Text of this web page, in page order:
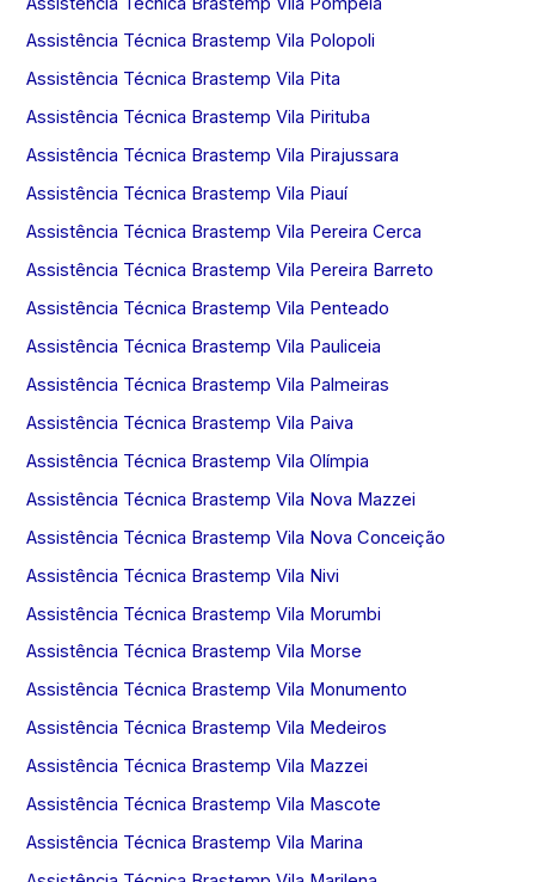
Assistência Técnica Brastemp Vila Polopoli
Assistência Técnica Brastemp Vila Pita
Assistência Técnica Brastemp Vila Pirituba
Assistência Técnica Brastemp Vila Pirajussara
Assistência Técnica Brastemp Vila Piauí
Assistência Técnica Brastemp Vila Pereira Cerca
Assistência Técnica Brastemp Vila Pereira Barreto
Assistência Técnica Brastemp Vila Penteado
Assistência Técnica Brastemp Vila Pauliceia
Assistência Técnica Brastemp Vila Palmeiras
Assistência Técnica Brastemp Vila Paiva
Assistência Técnica Brastemp Vila Olímpia
Assistência Técnica Brastemp Vila Nova Mazzei
Assistência Técnica Brastemp Vila Nova Conceição
Assistência Técnica Brastemp Vila Nivi
Assistência Técnica Brastemp Vila Morumbi
Assistência Técnica Brastemp Vila Morse
Assistência Técnica Brastemp Vila Monumento
Assistência Técnica Brastemp Vila Medeiros
Assistência Técnica Brastemp Vila Mazzei
Assistência Técnica Brastemp Vila Mascote
Assistência Técnica Brastemp Vila Marina